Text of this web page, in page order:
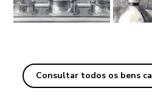
Consultar todos os bens